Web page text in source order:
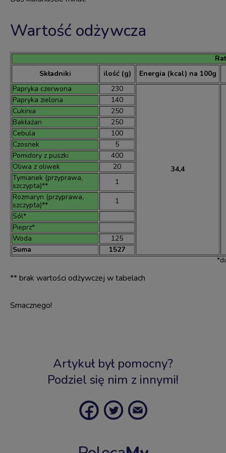
Wartość odżywcza
** brak wartości odżywczej w tabelach
Składniki
ilość (g)
Energia (kcal) na 100g
Papryka czerwona
230
34,4
Papryka zielona
140
Cukinia
250
Bakłażan
250
Cebula
100
Czosnek
5
Pomidory z puszki
400
Oliwa z oliwek
20
Tymianek (przyprawa,
szczypta)**
1
Rozmaryn (przyprawa,
szczypta)**
1
Sól*
Pieprz*
Woda
125
Suma
1527
Smacznego!
Artykuł był pomocny?
Podziel się nim z innymi!